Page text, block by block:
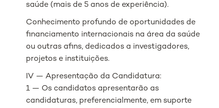
saúde (mais de 5 anos de experiência).
Conhecimento profundo de oportunidades de
financiamento internacionais na área da saúde
ou outras afins, dedicados a investigadores,
projetos e instituições.
IV — Apresentação da Candidatura:
1 — Os candidatos apresentarão as
candidaturas, preferencialmente, em suporte